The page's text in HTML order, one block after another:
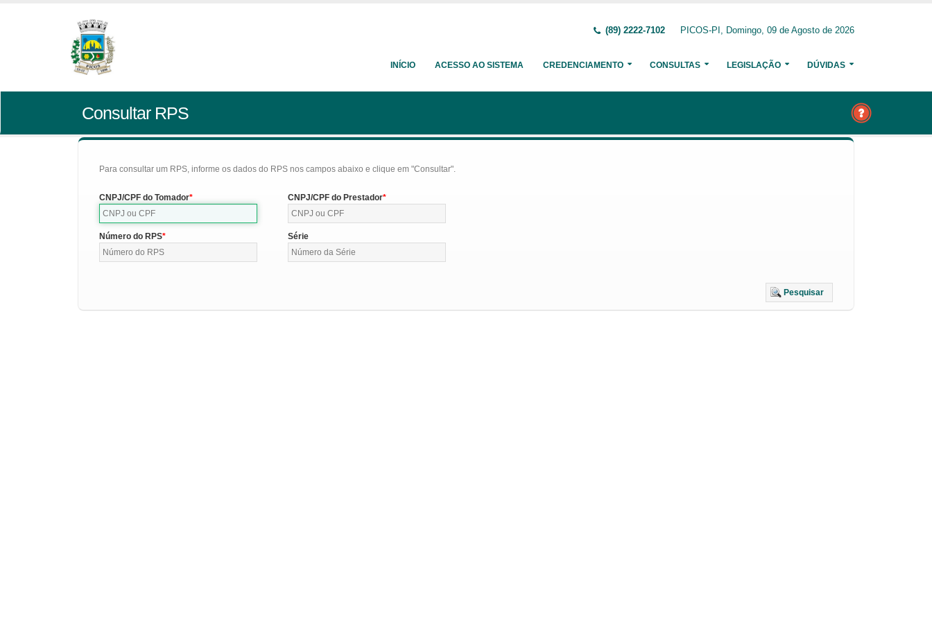
(89) 2222-7102 PICOS-PI, Domingo, 09 de Agosto de 2026
INÍCIO ACESSO AO SISTEMA CREDENCIAMENTO CONSULTAS LEGISLAÇÃO DÚVIDAS
Consultar RPS
Para consultar um RPS, informe os dados do RPS nos campos abaixo e clique em "Consultar".
CNPJ/CPF do Tomador CNPJ/CPF do Prestador
Número do RPS Série
Pesquisar